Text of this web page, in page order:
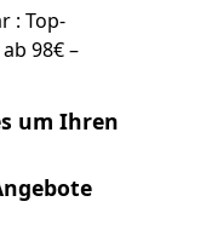
: Top-
98€ –
um Ihren